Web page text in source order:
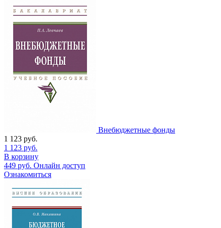
Внебюджетные фонды
1 123 руб.
1 123 руб.
В корзину
449 руб. Онлайн доступ
Ознакомиться